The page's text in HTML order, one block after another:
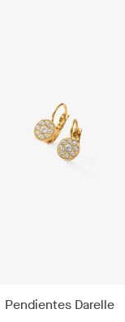
Pendientes Darelle